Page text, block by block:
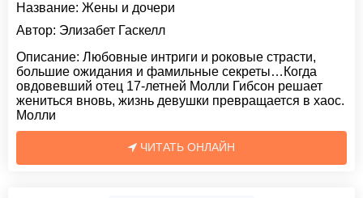
Название: Жены и дочери
Автор: Элизабет Гаскелл
Описание: Любовные интриги и роковые страсти,
большие ожидания и фамильные секреты…Когда
овдовевший отец 17-летней Молли Гибсон решает
жениться вновь, жизнь девушки превращается в хаос.
Молли
ЧИТАТЬ ОНЛАЙН